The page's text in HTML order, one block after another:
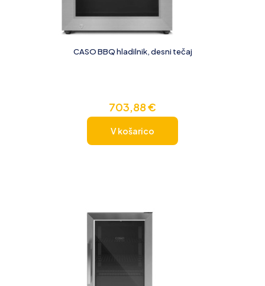
CASO BBQ hladilnik, desni tečaj
703,88€
V košarico